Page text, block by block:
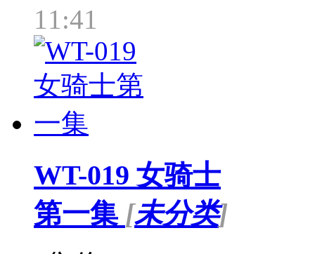
11:41
WT-019 女骑士
第一集 [未分类]